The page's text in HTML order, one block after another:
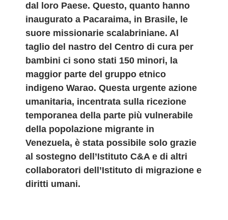
dal loro Paese. Questo, quanto hanno
inaugurato a Pacaraima, in Brasile, le
suore missionarie scalabriniane. Al
taglio del nastro del Centro di cura per
bambini ci sono stati 150 minori, la
maggior parte del gruppo etnico
indigeno Warao. Questa urgente azione
umanitaria, incentrata sulla ricezione
temporanea della parte più vulnerabile
della popolazione migrante in
Venezuela, è stata possibile solo grazie
al sostegno dell’Istituto C&A e di altri
collaboratori dell’Istituto di migrazione e
diritti umani.